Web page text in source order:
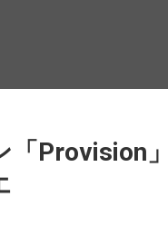
「Provision